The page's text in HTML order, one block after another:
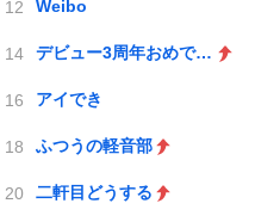
Weibo
デビュー3周年おめでとう
アイでき
ふつうの軽音部
二軒目どうする